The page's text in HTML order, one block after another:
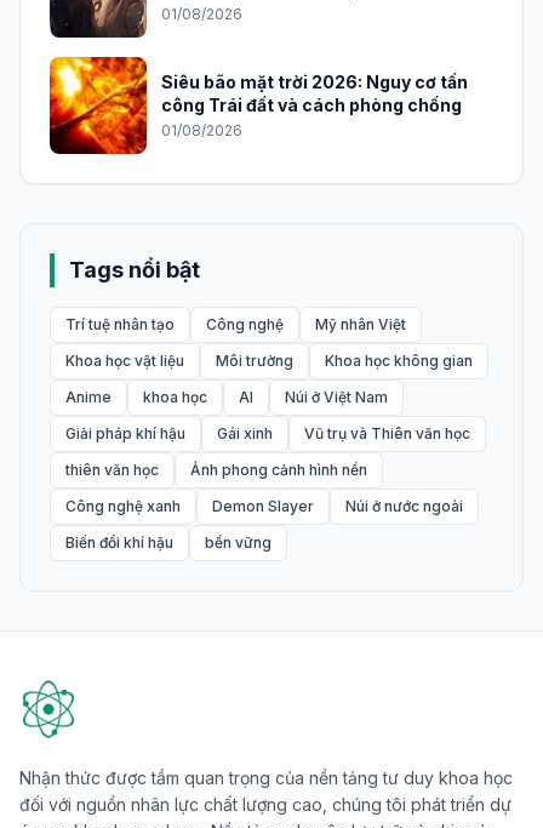
2026
01/08/2026
Siêu bão mặt trời 2026: Nguy cơ tấn
công Trái đất và cách phòng chống
01/08/2026
Tags nổi bật
Trí tuệ nhân tạo Công nghệ
Mỹ nhân Việt
Khoa học vật liệu
Môi trường
Khoa học không gian
Anime
khoa học AI
Núi ở Việt Nam
Giải pháp khí hậu
Gái xinh
Vũ trụ và Thiên văn học
thiên văn học
Ảnh phong cảnh hình nền
Công nghệ xanh
Demon Slayer
Núi ở nước ngoài
Biến đổi khí hậu
bền vững
Nhận thức được tầm quan trọng của nền tảng tư duy khoa học
đối với nguồn nhân lực chất lượng cao, chúng tôi phát triển dự